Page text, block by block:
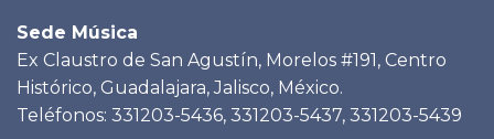
Sede Música
Ex Claustro de San Agustín, Morelos #191, Centro
Histórico, Guadalajara, Jalisco, México.
Teléfonos: 331203-5436, 331203-5437, 331203-5439